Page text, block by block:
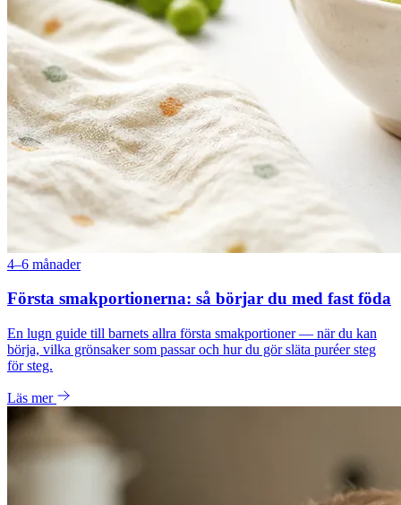
4–6 månader
Första smakportionerna: så börjar du med fast föda
En lugn guide till barnets allra första smakportioner — när du kan
börja, vilka grönsaker som passar och hur du gör släta puréer steg
för steg.
Läs mer